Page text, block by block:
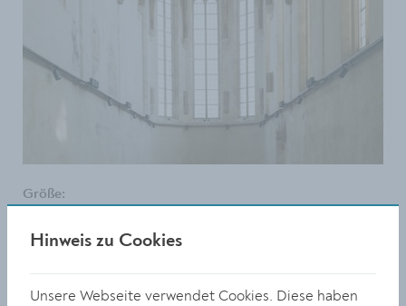
Größe:
506.55 KB
Hinweis zu Cookies
Unsere Webseite verwendet Cookies. Diese haben